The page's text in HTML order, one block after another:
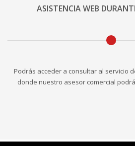
ASISTENCIA WEB
Podrás acceder a consultar al servicio
donde nuestro asesor comercial